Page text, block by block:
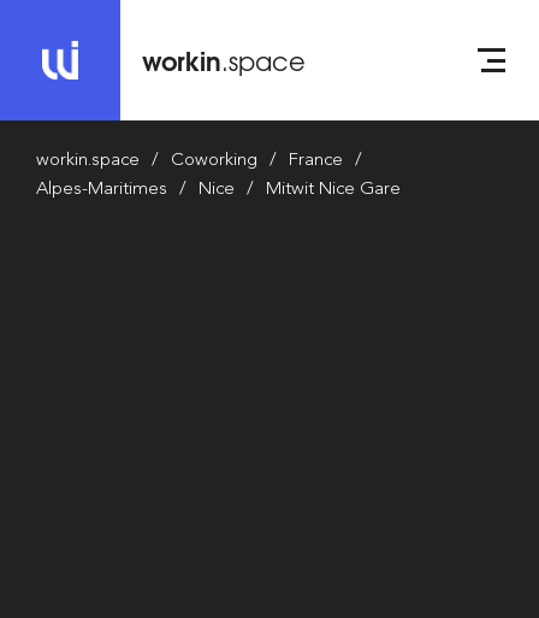
workin.space
workin.space Coworking
France
Alpes-Maritimes
Nice Mitwit Nice Gare